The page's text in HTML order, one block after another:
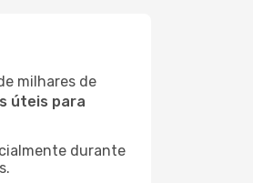
milhares de
úteis para
durante